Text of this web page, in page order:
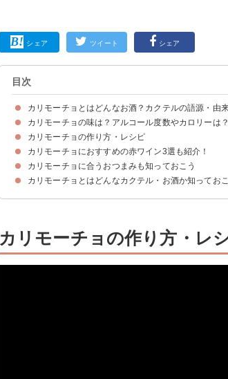
シェア ツイート シェア
目次
カリモーチョとはどんなお酒？カクテルの語源・由
カリモーチョとは赤ワイン＋コーラで作るワインカクテル
カリモーチョの語源・意味
カリモーチョと似たカクテル「キティ」などとの違い
カリモーチョの味は？アルコール度数やカロリーは？
カリモーチョの味わい・香り
カリモーチョのアルコール度数は5％程度
カリモーチョのカロリー
カリモーチョの作り方・レシピ
材料
作り方・手順
カリモーチョにおすすめの赤ワイン3選も紹介！
①サンタ・リタ スリー・メダルズ メルロー｜サッポロビー
②コセチャ・タラパカ・カベルネソーヴィニヨン｜‎リード
③イエローテイル カベルネ・ソーヴィニヨン｜サッポロビ
カリモーチョに合うおつまみも知っておこう
カリモーチョとはどんなカクテル・お酒か知ってお
カリモーチョの作り方・レ